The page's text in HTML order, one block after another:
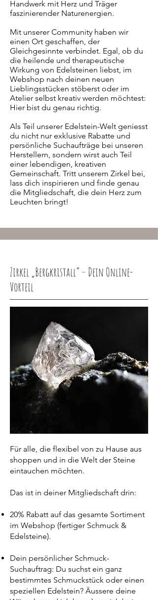
Handwerk mit Herz und Träger
faszinierender Naturenergien.
Mit unserer Community haben wir
einen Ort geschaffen, der
Gleichgesinnte verbindet. Egal, ob du
die heilende und therapeutische
Wirkung von Edelsteinen liebst, im
Webshop nach deinen neuen
Lieblingsstücken stöberst oder im
Atelier selbst kreativ werden möchtest:
Hier bist du genau richtig.
Als Teil unserer Edelstein-Welt geniesst
du nicht nur exklusive Rabatte und
persönliche Suchaufträge bei unseren
Herstellern, sondern wirst auch Teil
einer lebendigen, kreativen
Gemeinschaft. Tritt unserem Zirkel bei,
lass dich inspirieren und finde genau
die Mitgliedschaft, die dein Herz zum
Leuchten bringt!
Zirkel „Bergkristall“ – Dein Online-
Vorteil
Für alle, die flexibel von zu Hause aus
shoppen und in die Welt der Steine
eintauchen möchten.
Das ist in deiner Mitgliedschaft drin:
20% Rabatt auf das gesamte Sortiment
im Webshop (fertiger Schmuck &
Edelsteine).
Dein persönlicher Schmuck-
Suchauftrag: Du suchst ein ganz
bestimmtes Schmuckstück oder einen
speziellen Edelstein? Äussere deine